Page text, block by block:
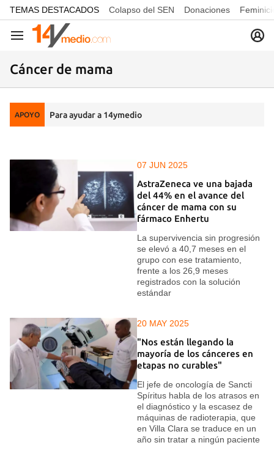
common.go-to-content
TEMAS DESTACADOS Colapso del SEN Donaciones
Navegación
Cáncer de mama
APOYO Para ayudar a 14ymedio
07 JUN 2025
AstraZeneca ve una bajada
del 44% en el avance del
cáncer de mama con su
fármaco Enhertu
La supervivencia sin progresión
se elevó a 40,7 meses en el
grupo con ese tratamiento,
frente a los 26,9 meses
registrados con la solución
estándar
20 MAY 2025
"Nos están llegando la
mayoría de los cánceres en
etapas no curables"
El jefe de oncología de Sancti
Spíritus habla de los atrasos en
el diagnóstico y la escasez de
máquinas de radioterapia, que
en Villa Clara se traduce en un
año sin tratar a ningún paciente